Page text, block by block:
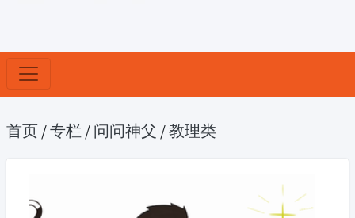
首页 /专栏 / 问问神父 /教理类